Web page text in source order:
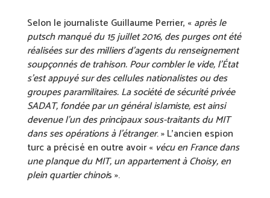
Selon le journaliste Guillaume Perrier, «après le
putsch manqué du 15 juillet 2016, des purges ont été
réalisées sur des milliers d’agents du renseignement
soupçonnés de trahison. Pour combler le vide, l’État
s’est appuyé sur des cellules nationalistes ou des
groupes paramilitaires. La société de sécurité privée
SADAT, fondée par un général islamiste, est ainsi
devenue l’un des principaux sous-traitants du MIT
dans ses opérations à l’étranger. » L’ancien espion
turc a précisé en outre avoir « vécu en France dans
une planque du MIT, un appartement à Choisy, en
plein quartier chinois ».